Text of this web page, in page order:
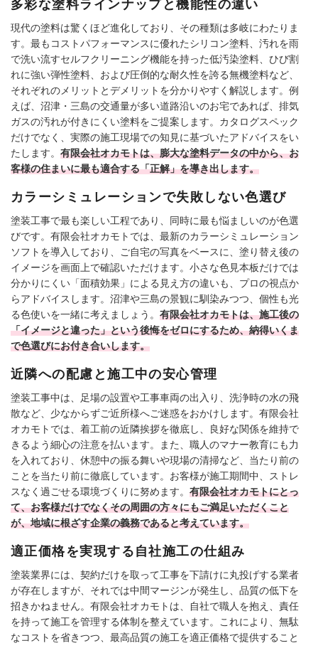
多彩な塗料ラインナップと機能性の違い
現代の塗料は驚くほど進化しており、その種類は多岐にわたりま
す。最もコストパフォーマンスに優れたシリコン塗料、汚れを雨
で洗い流すセルフクリーニング機能を持った低汚染塗料、ひび割
れに強い弾性塗料、および圧倒的な耐久性を誇る無機塗料など、
それぞれのメリットとデメリットを分かりやすく解説します。例
えば、沼津・三島の交通量が多い道路沿いのお宅であれば、排気
ガスの汚れが付きにくい塗料をご提案します。カタログスペック
だけでなく、実際の施工現場での知見に基づいたアドバイスをい
たします。 有限会社オカモトは、膨大な塗料データの中から、お
客様の住まいに最も適合する「正解」を導き出します。
カラーシミュレーションで失敗しない色選び
塗装工事で最も楽しい工程であり、同時に最も悩ましいのが色選
びです。有限会社オカモトでは、最新のカラーシミュレーション
ソフトを導入しており、ご自宅の写真をベースに、塗り替え後の
イメージを画面上で確認いただけます。小さな色見本板だけでは
分かりにくい「面積効果」による見え方の違いも、プロの視点か
らアドバイスします。沼津や三島の景観に馴染みつつ、個性も光
る色使いを一緒に考えましょう。 有限会社オカモトは、施工後の
「イメージと違った」という後悔をゼロにするため、納得いくま
で色選びにお付き合いします。
近隣への配慮と施工中の安心管理
塗装工事中は、足場の設置や工事車両の出入り、洗浄時の水の飛
散など、少なからずご近所様へご迷惑をおかけします。有限会社
オカモトでは、着工前の近隣挨拶を徹底し、良好な関係を維持で
きるよう細心の注意を払います。また、職人のマナー教育にも力
を入れており、休憩中の振る舞いや現場の清掃など、当たり前の
ことを当たり前に徹底しています。お客様が施工期間中、ストレ
スなく過ごせる環境づくりに努めます。 有限会社オカモトにとっ
て、お客様だけでなくその周囲の方々にもご満足いただくこと
が、地域に根ざす企業の義務であると考えています。
適正価格を実現する自社施工の仕組み
塗装業界には、契約だけを取って工事を下請けに丸投げする業者
が存在しますが、それでは中間マージンが発生し、品質の低下を
招きかねません。有限会社オカモトは、自社で職人を抱え、責任
を持って施工を管理する体制を整えています。これにより、無駄
なコストを省きつつ、最高品質の施工を適正価格で提供すること